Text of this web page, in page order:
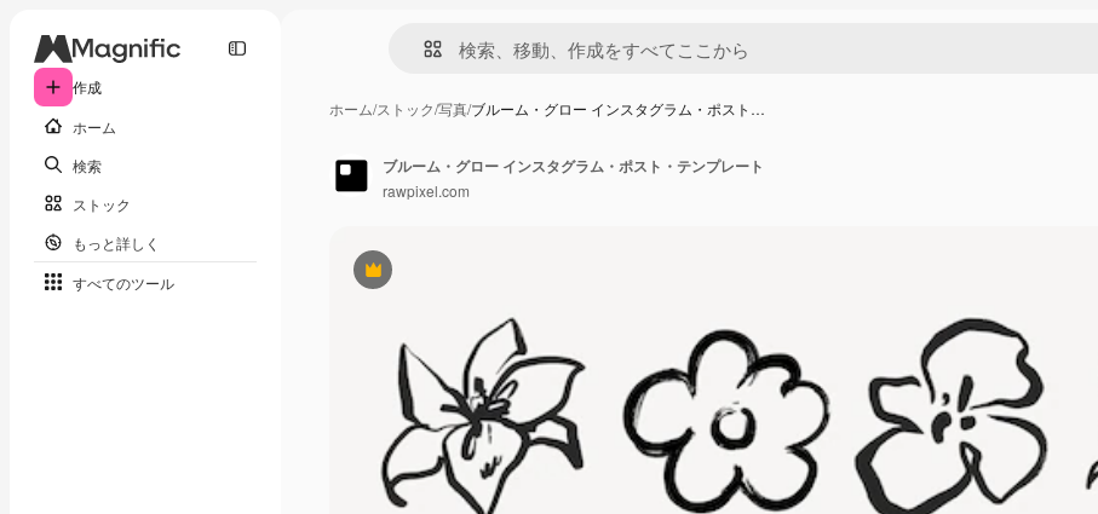
作成
ホーム
検索
ストック
もっと詳しく
すべてのツール
ホーム/ストック/写真/ブルーム・グロー インスタグラム・ポスト…
Premium
ブルーム・グロー インスタグラム・ポスト・テンプレート
rawpixel.com